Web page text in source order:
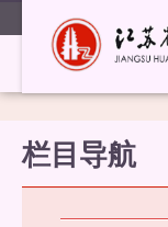
栏目导航